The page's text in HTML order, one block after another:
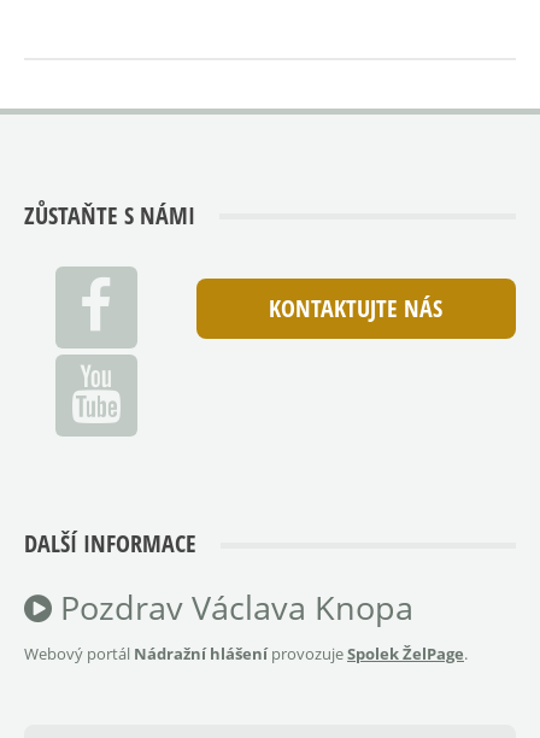
ZŮSTAŇTE S NÁMI
KONTAKTUJTE NÁS
DALŠÍ INFORMACE
Pozdrav Václava Knopa
Webový portál Nádražní hlášeníprovozujeSpolek ŽelPage.